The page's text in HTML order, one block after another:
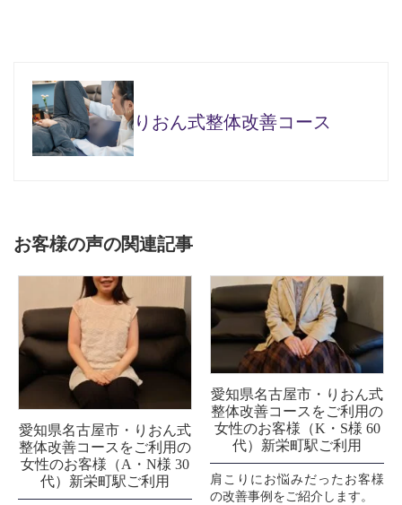
りおん式整体改善コース
お客様の声の関連記事
愛知県名古屋市・りおん式
整体改善コースをご利用の
女性のお客様（A・N様 30
代）新栄町駅ご利用
愛知県名古屋市・りおん式
整体改善コースをご利用の
女性のお客様（K・S様 60
代）新栄町駅ご利用
肩こりにお悩みだったお客様
の改善事例をご紹介します。